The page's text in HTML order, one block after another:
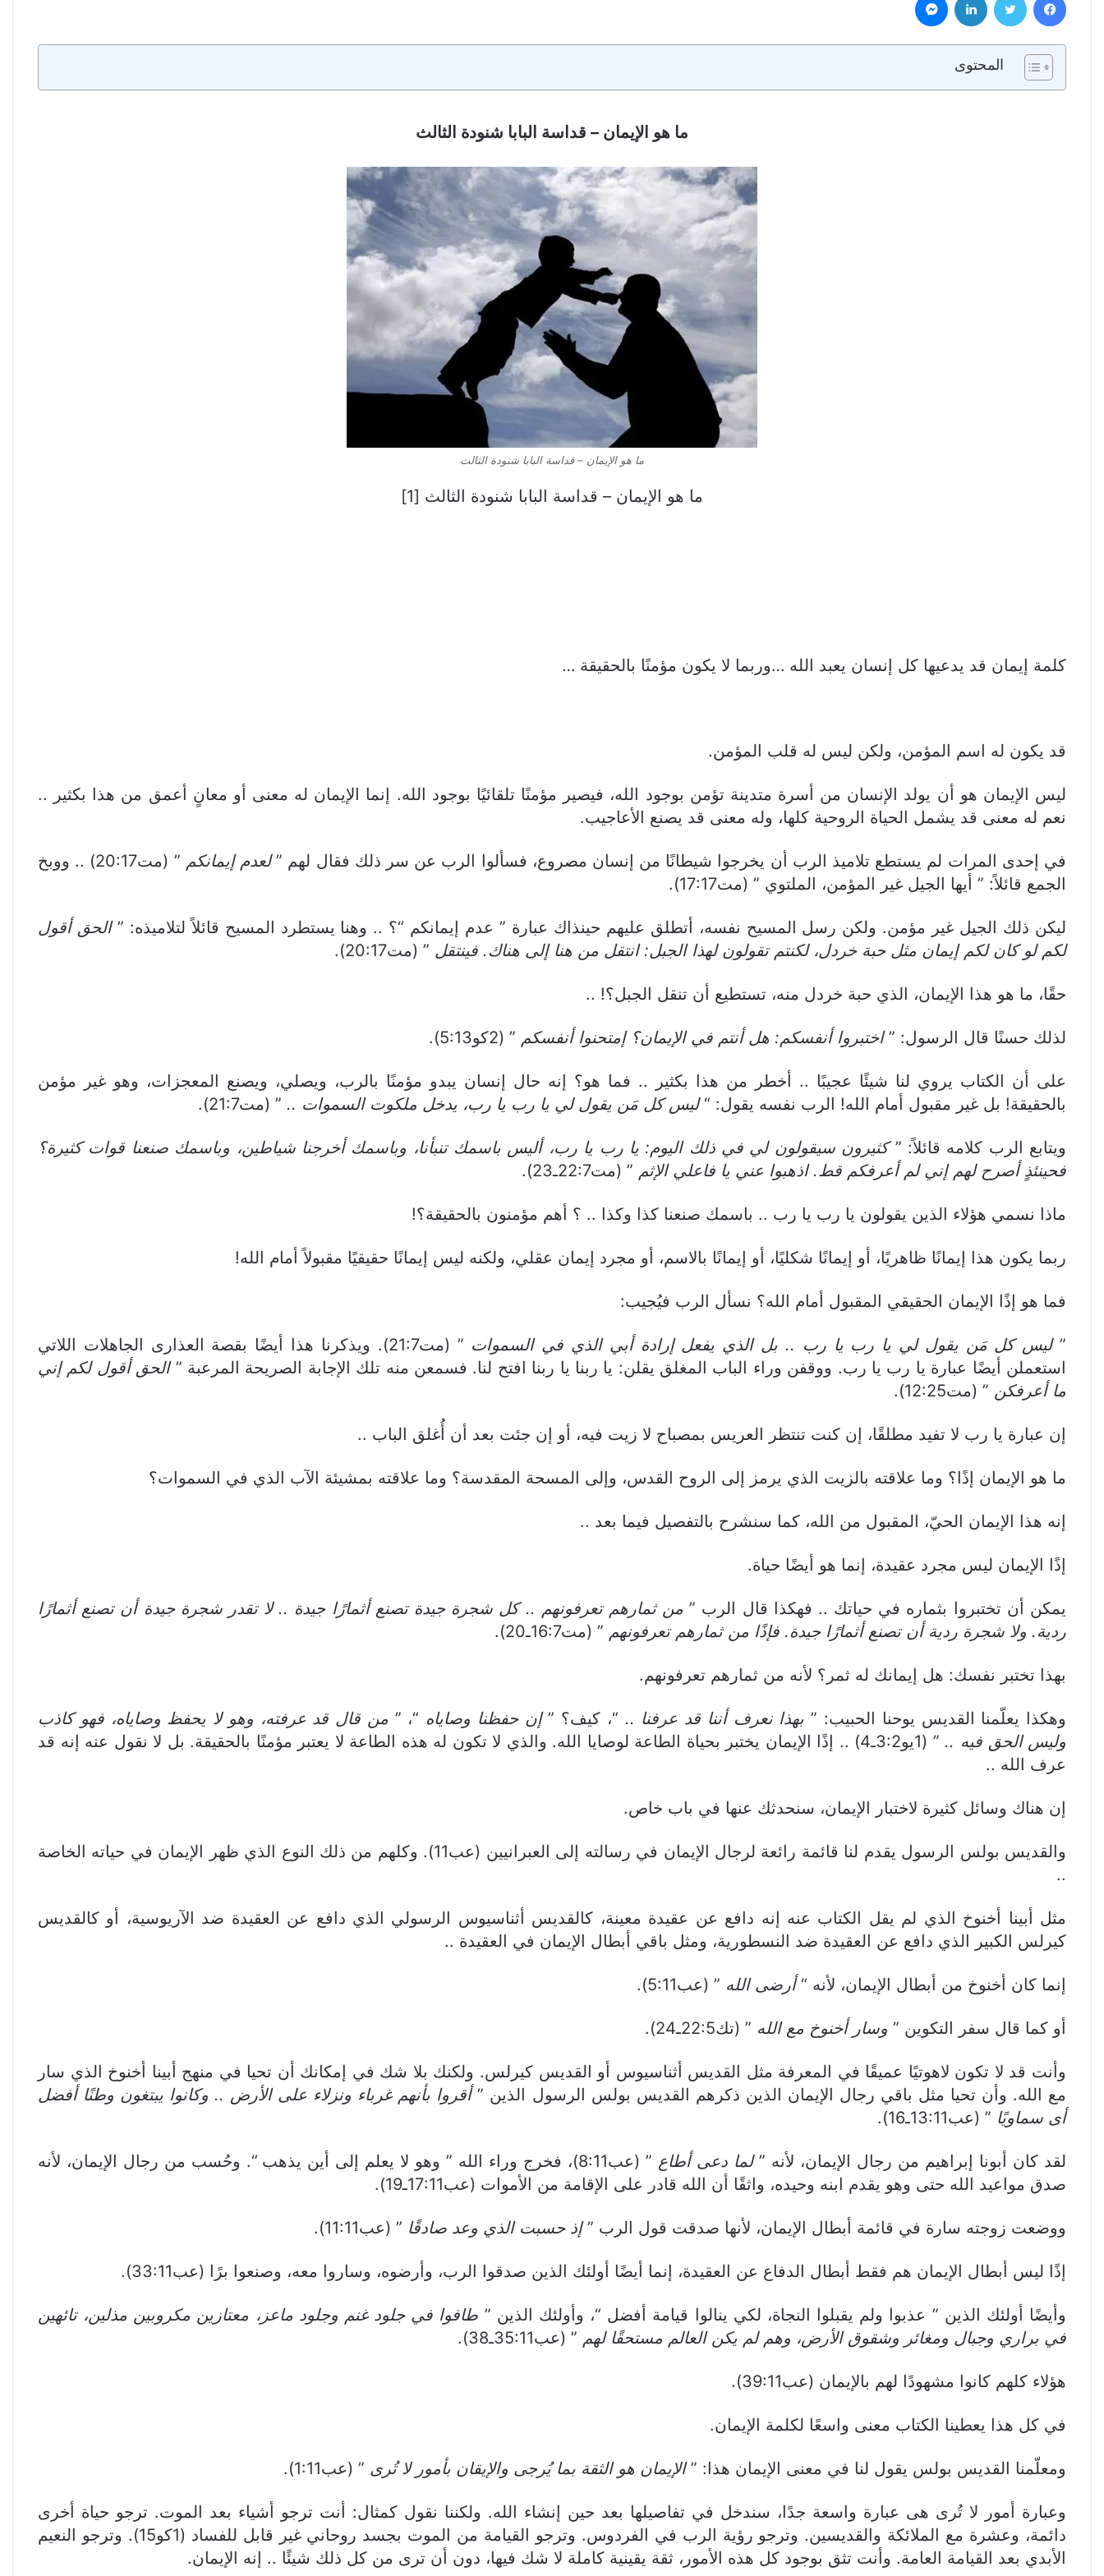
المحتوى
ما هو الإيمان – قداسة البابا شنودة الثالث
ما هو الإيمان – قداسة البابا شنودة الثالث
ما هو الإيمان – قداسة البابا شنودة الثالث [1]
كلمة إيمان قد يدعيها كل إنسان يعبد الله …وربما لا يكون مؤمنًا بالحقيقة …
قد يكون له اسم المؤمن، ولكن ليس له قلب المؤمن.
ليس الإيمان هو أن يولد الإنسان من أسرة متدينة تؤمن بوجود الله، فيصير مؤمنًا تلقائيًا بوجود الله. إنما الإيمان له معنى أو معانٍ أعمق من هذا بكثير ..
نعم له معنى قد يشمل الحياة الروحية كلها، وله معنى قد يصنع الأعاجيب.
في إحدى المرات لم يستطع تلاميذ الرب أن يخرجوا شيطانًا من إنسان مصروع، فسألوا الرب عن سر ذلك فقال لهم ”لعدم إيمانكم
” (مت20:17) .. ووبخ
الجمع قائلاً: ” أيها الجيل غير المؤمن، الملتوي ” (مت17:17).
ليكن ذلك الجيل غير مؤمن. ولكن رسل المسيح نفسه، أتطلق عليهم حينذاك عبارة ” عدم إيمانكم “؟ .. وهنا يستطرد المسيح قائلاً لتلاميذه: ”الحق أقول
لكم لو كان لكم إيمان مثل حبة خردل، لكنتم تقولون لهذا الجبل: انتقل من هنا إلى هناك. فينتقل ” (مت20:17).
حقًا، ما هو هذا الإيمان، الذي حبة خردل منه، تستطيع أن تنقل الجبل؟! ..
لذلك حسنًا قال الرسول: ”اختبروا أنفسكم: هل أنتم في الإيمان؟ إمتحنوا أنفسكم ” (2كو5:13).
على أن الكتاب يروي لنا شيئًا عجيبًا .. أخطر من هذا بكثير .. فما هو؟ إنه حال إنسان يبدو مؤمنًا بالرب، ويصلي، ويصنع المعجزات، وهو غير مؤمن
بالحقيقة! بل غير مقبول أمام الله! الرب نفسه يقول: “ ليس كل مَن يقول لي يا رب يا رب، يدخل ملكوت السموات .. ” (مت21:7).
ويتابع الرب كلامه قائلاً: ”كثيرون سيقولون لي في ذلك اليوم: يا رب يا رب، أليس باسمك تنبأنا، وباسمك أخرجنا شياطين، وباسمك صنعنا قوات كثيرة؟
فحينئذٍ أصرح لهم إني لم أعرفكم قط. اذهبوا عني يا فاعلي الإثم ” (مت22:7ـ23).
ماذا نسمي هؤلاء الذين يقولون يا رب يا رب .. باسمك صنعنا كذا وكذا .. ؟ أهم مؤمنون بالحقيقة؟!
ربما يكون هذا إيمانًا ظاهريًا، أو إيمانًا شكليًا، أو إيمانًا بالاسم، أو مجرد إيمان عقلي، ولكنه ليس إيمانًا حقيقيًا مقبولاً أمام الله!
فما هو إذًا الإيمان الحقيقي المقبول أمام الله؟ نسأل الرب فيُجيب:
”ليس كل مَن يقول لي يا رب يا رب .. بل الذي يفعل إرادة أبي الذي في السموات
” (مت21:7). ويذكرنا هذا أيضًا بقصة العذارى الجاهلات اللاتي
استعملن أيضًا عبارة يا رب يا رب. ووقفن وراء الباب المغلق يقلن: يا ربنا يا ربنا افتح لنا. فسمعن منه تلك الإجابة الصريحة المرعبة ”الحق أقول لكم إني
ما أعرفكن ” (مت12:25).
إن عبارة يا رب لا تفيد مطلقًا، إن كنت تنتظر العريس بمصباح لا زيت فيه، أو إن جئت بعد أن أُغلق الباب ..
ما هو الإيمان إذًا؟ وما علاقته بالزيت الذي يرمز إلى الروح القدس، وإلى المسحة المقدسة؟ وما علاقته بمشيئة الآب الذي في السموات؟
إنه هذا الإيمان الحيّ، المقبول من الله، كما سنشرح بالتفصيل فيما بعد ..
إذًا الإيمان ليس مجرد عقيدة، إنما هو أيضًا حياة.
يمكن أن تختبروا بثماره في حياتك .. فهكذا قال الرب ” من ثمارهم تعرفونهم .. كل شجرة جيدة تصنع أثمارًا جيدة .. لا تقدر شجرة جيدة أن تصنع أثمارًا
ردية. ولا شجرة ردية أن تصنع أثمارًا جيدة. فإذًا من ثمارهم تعرفونهم ” (مت16:7ـ20).
بهذا تختبر نفسك: هل إيمانك له ثمر؟ لأنه من ثمارهم تعرفونهم.
وهكذا يعلّمنا القديس يوحنا الحبيب: ” بهذا نعرف أننا قد عرفنا .. “، كيف؟ ”إن حفظنا وصاياه “، ” من قال قد عرفته، وهو لا يحفظ وصاياه، فهو كاذب
وليس الحق فيه ..
” (1يو3:2ـ4) .. إذًا الإيمان يختبر بحياة الطاعة لوصايا الله. والذي لا تكون له هذه الطاعة لا يعتبر مؤمنًا بالحقيقة. بل لا نقول عنه إنه قد
عرف الله ..
إن هناك وسائل كثيرة لاختبار الإيمان، سنحدثك عنها في باب خاص.
والقديس بولس الرسول يقدم لنا قائمة رائعة لرجال الإيمان في رسالته إلى العبرانيين (عب11). وكلهم من ذلك النوع الذي ظهر الإيمان في حياته الخاصة
..
مثل أبينا أخنوخ الذي لم يقل الكتاب عنه إنه دافع عن عقيدة معينة، كالقديس أثناسيوس الرسولي الذي دافع عن العقيدة ضد الآريوسية، أو كالقديس
كيرلس الكبير الذي دافع عن العقيدة ضد النسطورية، ومثل باقي أبطال الإيمان في العقيدة ..
إنما كان أخنوخ من أبطال الإيمان، لأنه “ أرضى الله ” (عب5:11).
أو كما قال سفر التكوين ” وسار أخنوخ مع الله ” (تك22:5ـ24).
وأنت قد لا تكون لاهوتيًا عميقًا في المعرفة مثل القديس أثناسيوس أو القديس كيرلس. ولكنك بلا شك في إمكانك أن تحيا في منهج أبينا أخنوخ الذي سار
مع الله. وأن تحيا مثل باقي رجال الإيمان الذين ذكرهم القديس بولس الرسول الذين ”أقروا بأنهم غرباء ونزلاء على الأرض .. وكانوا يبتغون وطنًا أفضل
أى سماويًا ” (عب13:11ـ16).
لقد كان أبونا إبراهيم من رجال الإيمان، لأنه ”لما دعى أطاع
” (عب8:11)، فخرج وراء الله ” وهو لا يعلم إلى أين يذهب “. وحُسب من رجال الإيمان، لأنه
صدق مواعيد الله حتى وهو يقدم ابنه وحيده، واثقًا أن الله قادر على الإقامة من الأموات (عب17:11ـ19).
ووضعت زوجته سارة في قائمة أبطال الإيمان، لأنها صدقت قول الرب ”إذ حسبت الذي وعد صادقًا ” (عب11:11).
إذًا ليس أبطال الإيمان هم فقط أبطال الدفاع عن العقيدة، إنما أيضًا أولئك الذين صدقوا الرب، وأرضوه، وساروا معه، وصنعوا برًا (عب33:11).
وأيضًا أولئك الذين ” عذبوا ولم يقبلوا النجاة، لكي ينالوا قيامة أفضل “، وأولئك الذين ” طافوا في جلود غنم وجلود ماعز، معتازين مكروبين مذلين، تائهين
في براري وجبال ومغائر وشقوق الأرض، وهم لم يكن العالم مستحقًا لهم ” (عب35:11ـ38).
هؤلاء كلهم كانوا مشهودًا لهم بالإيمان (عب39:11).
في كل هذا يعطينا الكتاب معنى واسعًا لكلمة الإيمان.
ومعلّمنا القديس بولس يقول لنا في معنى الإيمان هذا: ”الإيمان هو الثقة بما يُرجى والإيقان بأمور لا تُرى ” (عب1:11).
وعبارة أمور لا تُرى هى عبارة واسعة جدًا، سندخل في تفاصيلها بعد حين إنشاء الله. ولكننا نقول كمثال: أنت ترجو أشياء بعد الموت. ترجو حياة أخرى
دائمة، وعشرة مع الملائكة والقديسين. وترجو رؤية الرب في الفردوس. وترجو القيامة من الموت بجسد روحاني غير قابل للفساد (1كو15). وترجو النعيم
الأبدي بعد القيامة العامة. وأنت تثق بوجود كل هذه الأمور، ثقة يقينية كاملة لا شك فيها، دون أن ترى من كل ذلك شيئًا .. إنه الإيمان.